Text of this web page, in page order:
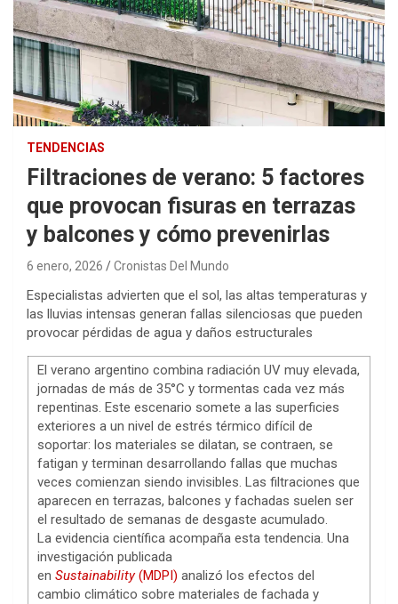
TENDENCIAS
Filtraciones de verano: 5 factores
que provocan fisuras en terrazas
y balcones y cómo prevenirlas
6 enero, 2026 Cronistas Del Mundo
Especialistas advierten que el sol, las altas temperaturas y
las lluvias intensas generan fallas silenciosas que pueden
provocar pérdidas de agua y daños estructurales
El verano argentino combina radiación UV muy elevada,
jornadas de más de 35°C y tormentas cada vez más
repentinas. Este escenario somete a las superficies
exteriores a un nivel de estrés térmico difícil de
soportar: los materiales se dilatan, se contraen, se
fatigan y terminan desarrollando fallas que muchas
veces comienzan siendo invisibles. Las filtraciones que
aparecen en terrazas, balcones y fachadas suelen ser
el resultado de semanas de desgaste acumulado.
La evidencia científica acompaña esta tendencia. Una
investigación publicada
en Sustainability(MDPI) analizó los efectos del
cambio climático sobre materiales de fachada y